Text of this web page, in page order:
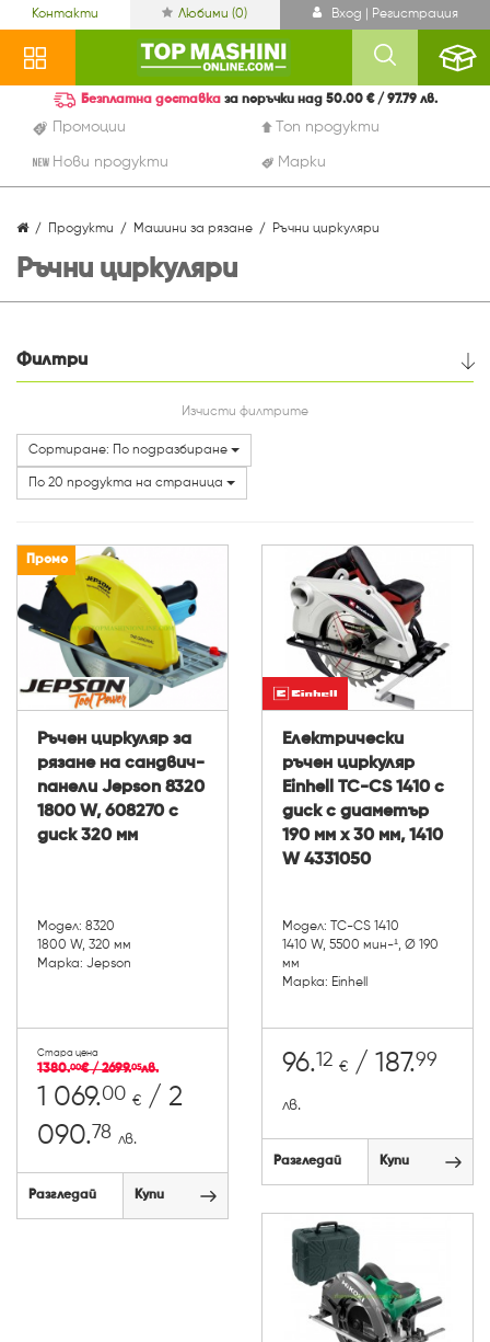
Контакти Любими (0) Вход | Регистрация
Промоции Топ продукти
Нови продукти Марки
Безплатна доставка за поръчки над 50.00 € / 97.79 лв.
Продукти Машини за рязане Ръчни циркуляри
Ръчни циркуляри
Филтри
Марки
Напрежение на акумулатора (V) (V):
Изчисти филтрите
Сортиране: По подразбиране
По 20 продукта на страница
Промо
Ръчен циркуляр за
рязане на сандвич-
панели Jepson 8320
1800 W, 608270 с
диск 320 мм
Модел: 8320
1800 W, 320 мм
Марка: Jepson
1 069.00 € / 2
090.78 лв.
Стара цена
1380.00€ / 2699.05лв.
Разгледай Купи
Електрически
ръчен циркуляр
Einhell TC-CS 1410 с
диск с диаметър
190 мм х 30 мм, 1410
W 4331050
Модел: TC-CS 1410
1410 W, 5500 мин-¹, Ø 190
мм
Марка: Einhell
96.12 € / 187.99
лв.
Разгледай Купи